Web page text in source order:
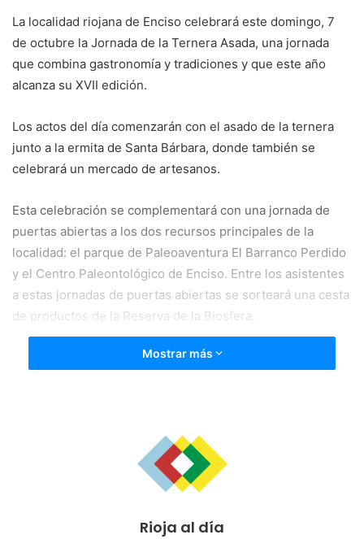
La localidad riojana de Enciso celebrará este domingo, 7
de octubre la Jornada de la Ternera Asada, una jornada
que combina gastronomía y tradiciones y que este año
alcanza su XVII edición.
Los actos del día comenzarán con el asado de la ternera
junto a la ermita de Santa Bárbara, donde también se
celebrará un mercado de artesanos.
Esta celebración se complementará con una jornada de
puertas abiertas a los dos recursos principales de la
localidad: el parque de Paleoaventura El Barranco Perdido
y el Centro Paleontológico de Enciso. Entre los asistentes
a estas jornadas de puertas abiertas se sorteará una cesta
de productos de la Reserva de la Biosfera.
Mostrar más
Rioja al día